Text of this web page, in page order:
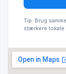
Tip: Brug
stærkere lokale